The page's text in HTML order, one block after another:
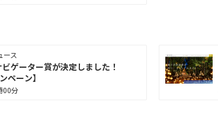
ース
ゲーター賞が決定しました！
ペーン】
00分